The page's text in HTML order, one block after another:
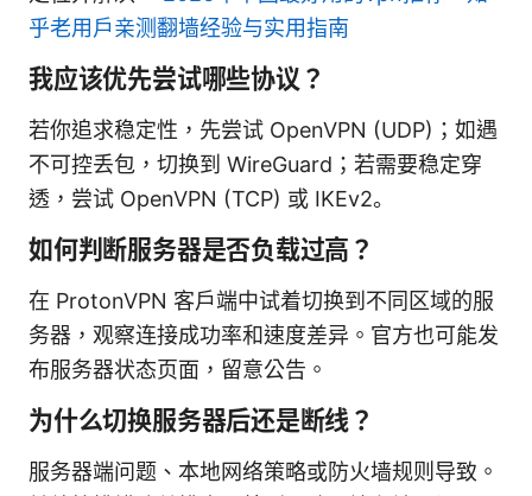
乎老用户亲测翻墙经验与实用指南
我应该优先尝试哪些协议？
若你追求稳定性，先尝试 OpenVPN (UDP)；如遇
不可控丢包，切换到 WireGuard；若需要稳定穿
透，尝试 OpenVPN (TCP) 或 IKEv2。
如何判断服务器是否负载过高？
在 ProtonVPN 客户端中试着切换到不同区域的服
务器，观察连接成功率和速度差异。官方也可能发
布服务器状态页面，留意公告。
为什么切换服务器后还是断线？
服务器端问题、本地网络策略或防火墙规则导致。